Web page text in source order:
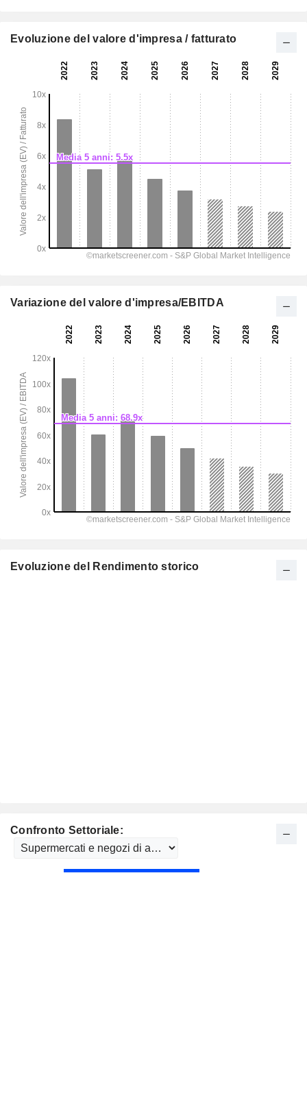
Confronto Settoriale:
Evoluzione del valore d'impresa / fatturato
Variazione del valore d'impresa/EBITDA
Evoluzione del Rendimento storico